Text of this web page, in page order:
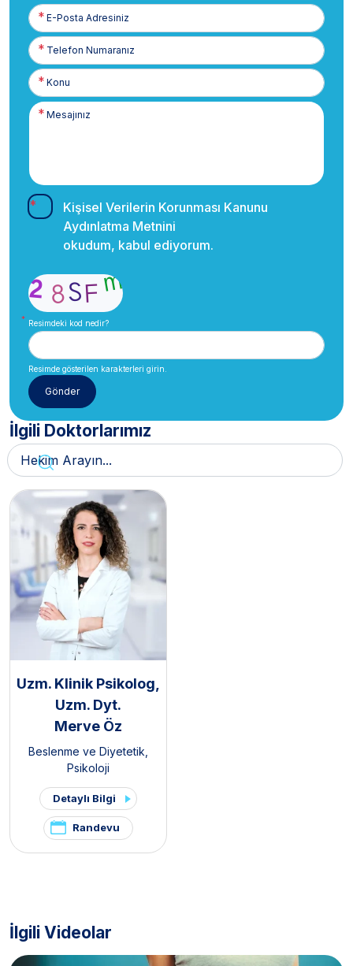
E-
Posta
Telefon
Numaranız
Kişisel Verilerin Korunması Kanunu
Aydınlatma Metnini
okudum, kabul ediyorum.
Resimdeki kod nedir?
Resimde gösterilen karakterleri girin.
İlgili Doktorlarımız
Uzm. Klinik Psikolog,
Uzm. Dyt.
Merve Öz
Beslenme ve Diyetetik,
Psikoloji
Detaylı Bilgi
Randevu
İlgili Videolar